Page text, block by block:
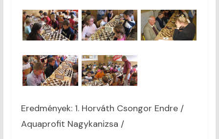
Eredmények: 1. Horváth Csongor Endre /
Aquaprofit Nagykanizsa /